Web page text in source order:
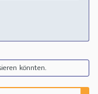
könnten.